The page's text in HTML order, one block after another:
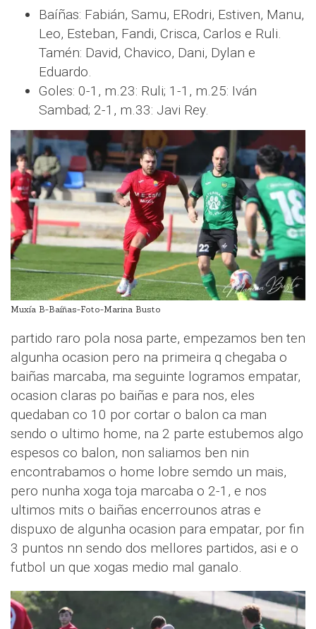
Baíñas: Fabián, Samu, ERodri, Estiven, Manu,
Leo, Esteban, Fandi, Crisca, Carlos e Ruli.
Tamén: David, Chavico, Dani, Dylan e
Eduardo.
Goles: 0-1, m.23: Ruli; 1-1, m.25: Iván
Sambad; 2-1, m.33: Javi Rey.
Muxía B-Baíñas-Foto-Marina Busto
partido raro pola nosa parte, empezamos ben ten
algunha ocasion pero na primeira q chegaba o
baiñas marcaba, ma seguinte logramos empatar,
ocasion claras po baiñas e para nos, eles
quedaban co 10 por cortar o balon ca man
sendo o ultimo home, na 2 parte estubemos algo
espesos co balon, non saliamos ben nin
encontrabamos o home lobre semdo un mais,
pero nunha xoga toja marcaba o 2-1, e nos
ultimos mits o baiñas encerrounos atras e
dispuxo de algunha ocasion para empatar, por fin
3 puntos nn sendo dos mellores partidos, asi e o
futbol un que xogas medio mal ganalo.